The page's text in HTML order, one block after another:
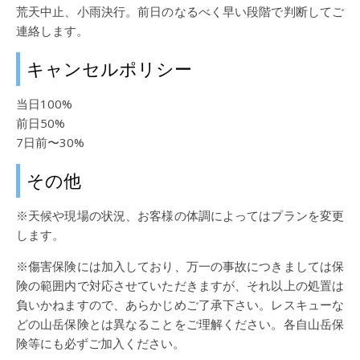
荒天中止、小雨決行。前日のなるべく早い段階で判断してご
連絡します。
キャンセルポリシー
当日100%
前日50%
7日前〜30%
その他
※天候や現場の状況、お客様の体調によってはプランを変更
します。
※傷害保険には加入しており、万一の事故につきましては保
険の範囲内で対応させていただきますが、それ以上の処置は
負いかねますので、あらかじめご了承下さい。レスキューな
どの山岳保険とは異なることをご理解ください。各自山岳保
険等にも必ずご加入ください。